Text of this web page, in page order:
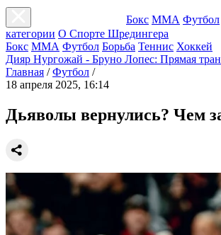
Бокс ММА Футбол
категории О Спорте Шредингера
Бокс ММА Футбол Борьба Теннис Хоккей
Дияр Нургожай - Бруно Лопес: Прямая
Главная / Футбол /
18 апреля 2025, 16:14
Дьяволы вернулись? Чем